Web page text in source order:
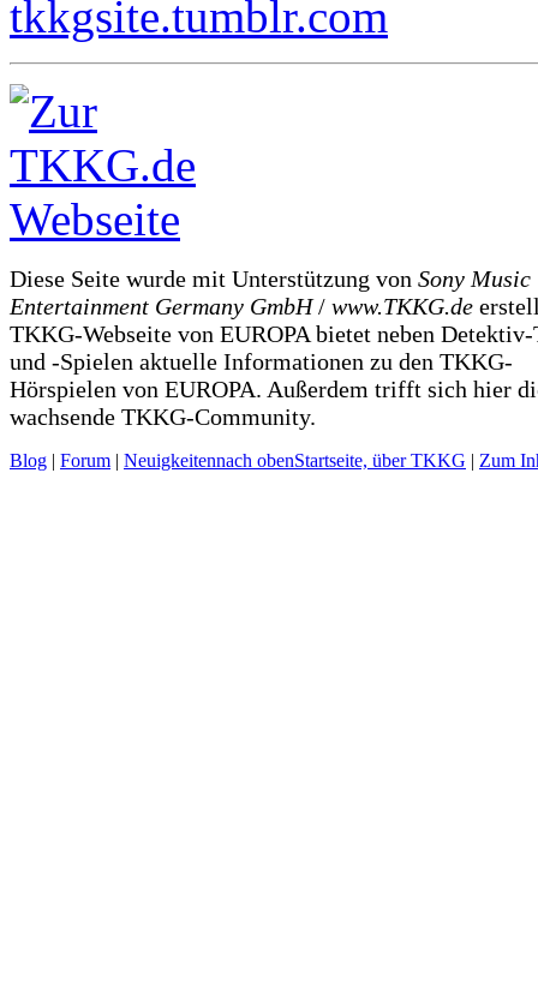
Diese Seite wurde mit Unterstützung von Sony Music
Entertainment Germany GmbH/ www.TKKG.de
TKKG-Webseite von EUROPA bietet neben
und -Spielen aktuelle Informationen zu den TKKG-
Hörspielen von EUROPA. Außerdem trifft sich hier
wachsende TKKG-Community.
Blog | Forum | Neuigkeitennach obenStartseite, über TKKG | Zum